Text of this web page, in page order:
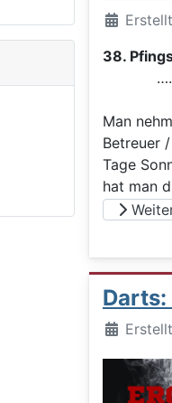
Details
38.
….
Man
Betreuer
Tage
hat man
Darts:
Details